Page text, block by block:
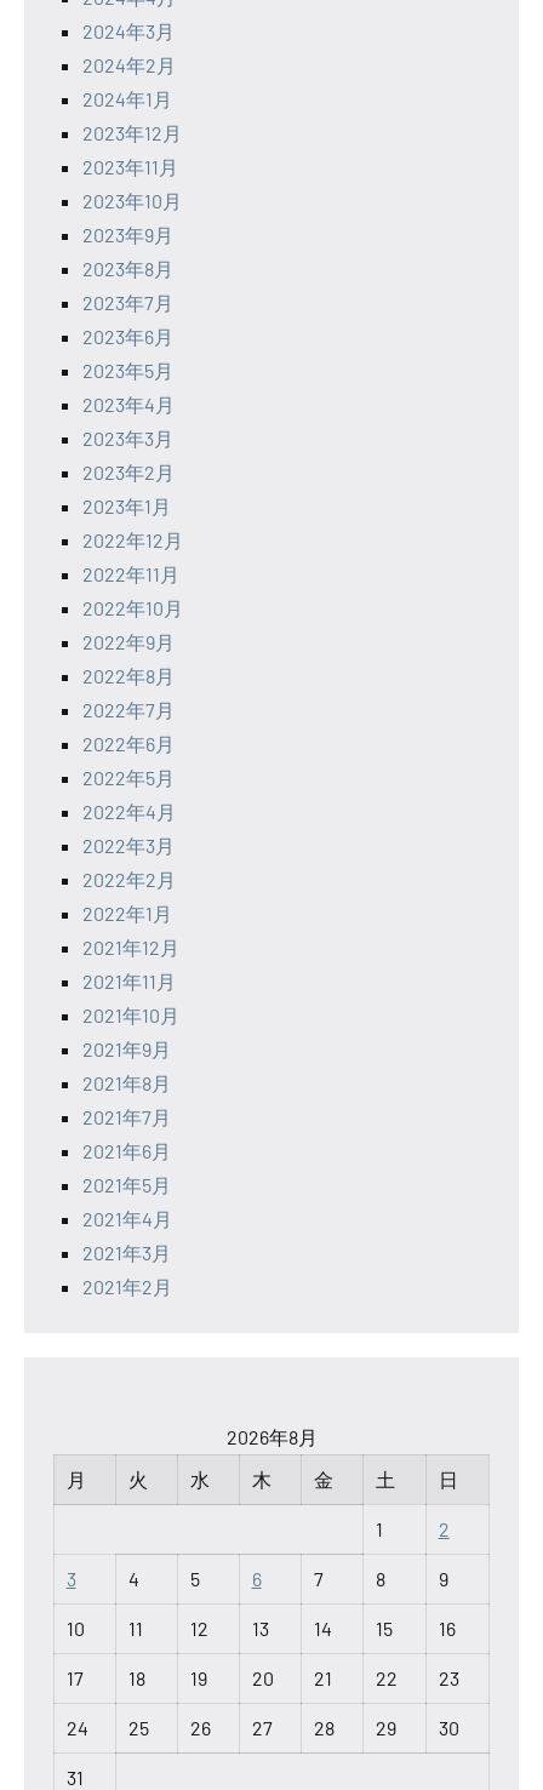
2024年3月
2024年2月
2024年1月
2023年12月
2023年11月
2023年10月
2023年9月
2023年8月
2023年7月
2023年6月
2023年5月
2023年4月
2023年3月
2023年2月
2023年1月
2022年12月
2022年11月
2022年10月
2022年9月
2022年8月
2022年7月
2022年6月
2022年5月
2022年4月
2022年3月
2022年2月
2022年1月
2021年12月
2021年11月
2021年10月
2021年9月
2021年8月
2021年7月
2021年6月
2021年5月
2021年4月
2021年3月
2021年2月
2026年8月
月
火 水 木 金 土 日
1 2
3 4 5 6 7 8 9
10 11 12 13 14 15 16
17 18 19 20 21 22 23
24 25 26 27 28 29 30
31